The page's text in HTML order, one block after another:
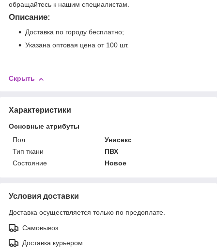
обращайтесь к нашим специалистам.
Описание:
Доставка по городу бесплатно;
Указана оптовая цена от 100 шт.
Скрыть
Характеристики
Основные атрибуты
Пол
Унисекс
Тип ткани
ПВХ
Состояние
Новое
Условия доставки
Доставка осуществляется только по предоплате.
Самовывоз
Доставка курьером